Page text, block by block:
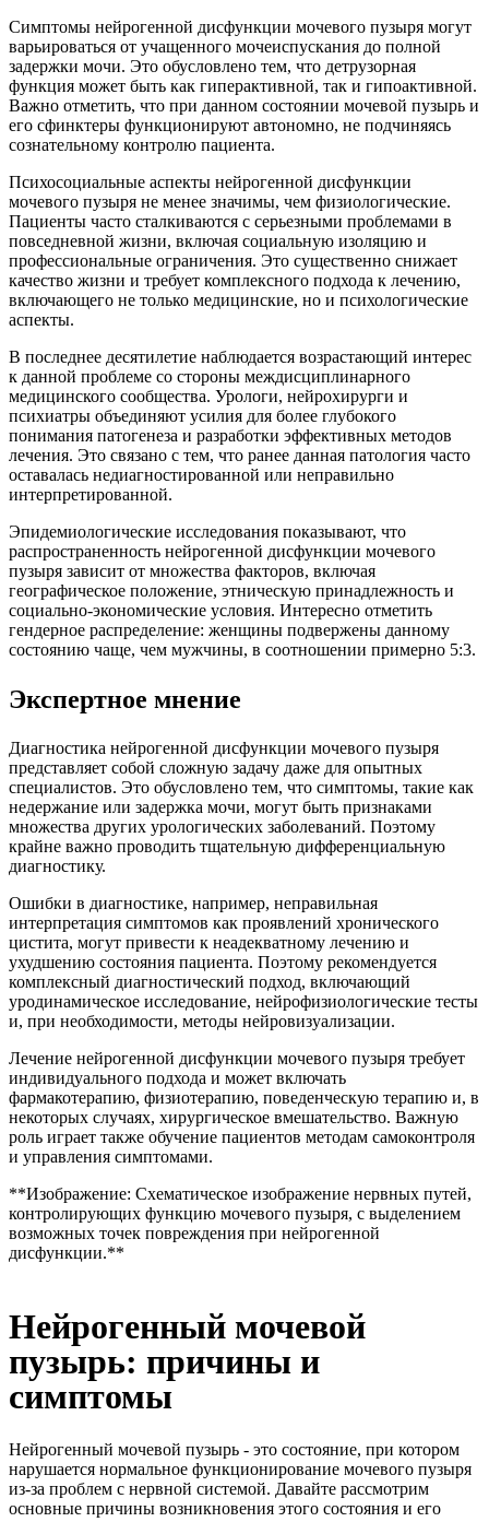
Симптомы нейрогенной дисфункции мочевого пузыря могут
варьироваться от учащенного мочеиспускания до полной
задержки мочи. Это обусловлено тем, что детрузорная
функция может быть как гиперактивной, так и гипоактивной.
Важно отметить, что при данном состоянии мочевой пузырь и
его сфинктеры функционируют автономно, не подчиняясь
сознательному контролю пациента.
Психосоциальные аспекты нейрогенной дисфункции
мочевого пузыря не менее значимы, чем физиологические.
Пациенты часто сталкиваются с серьезными проблемами в
повседневной жизни, включая социальную изоляцию и
профессиональные ограничения. Это существенно снижает
качество жизни и требует комплексного подхода к лечению,
включающего не только медицинские, но и психологические
аспекты.
В последнее десятилетие наблюдается возрастающий интерес
к данной проблеме со стороны междисциплинарного
медицинского сообщества. Урологи, нейрохирурги и
психиатры объединяют усилия для более глубокого
понимания патогенеза и разработки эффективных методов
лечения. Это связано с тем, что ранее данная патология часто
оставалась недиагностированной или неправильно
интерпретированной.
Эпидемиологические исследования показывают, что
распространенность нейрогенной дисфункции мочевого
пузыря зависит от множества факторов, включая
географическое положение, этническую принадлежность и
социально-экономические условия. Интересно отметить
гендерное распределение: женщины подвержены данному
состоянию чаще, чем мужчины, в соотношении примерно 5:3.
Экспертное мнение
Диагностика нейрогенной дисфункции мочевого пузыря
представляет собой сложную задачу даже для опытных
специалистов. Это обусловлено тем, что симптомы, такие как
недержание или задержка мочи, могут быть признаками
множества других урологических заболеваний. Поэтому
крайне важно проводить тщательную дифференциальную
диагностику.
Ошибки в диагностике, например, неправильная
интерпретация симптомов как проявлений хронического
цистита, могут привести к неадекватному лечению и
ухудшению состояния пациента. Поэтому рекомендуется
комплексный диагностический подход, включающий
уродинамическое исследование, нейрофизиологические тесты
и, при необходимости, методы нейровизуализации.
Лечение нейрогенной дисфункции мочевого пузыря требует
индивидуального подхода и может включать
фармакотерапию, физиотерапию, поведенческую терапию и, в
некоторых случаях, хирургическое вмешательство. Важную
роль играет также обучение пациентов методам самоконтроля
и управления симптомами.
**Изображение: Схематическое изображение нервных путей,
контролирующих функцию мочевого пузыря, с выделением
возможных точек повреждения при нейрогенной
дисфункции.**
Нейрогенный мочевой
пузырь: причины и
симптомы
Нейрогенный мочевой пузырь - это состояние, при котором
нарушается нормальное функционирование мочевого пузыря
из-за проблем с нервной системой. Давайте рассмотрим
основные причины возникновения этого состояния и его